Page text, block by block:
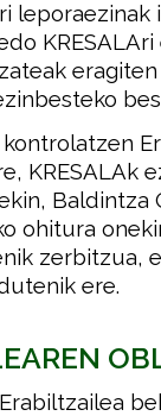
kontrolatzen
KRESALAk
Baldintza
ohitura
zerbitzua,
ere.